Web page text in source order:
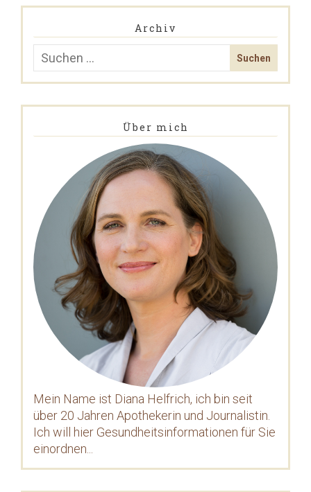
Archiv
Über mich
Mein Name ist Diana Helfrich, ich bin seit
über 20 Jahren Apothekerin und Journalistin.
Ich will hier Gesundheitsinformationen für Sie
einordnen...